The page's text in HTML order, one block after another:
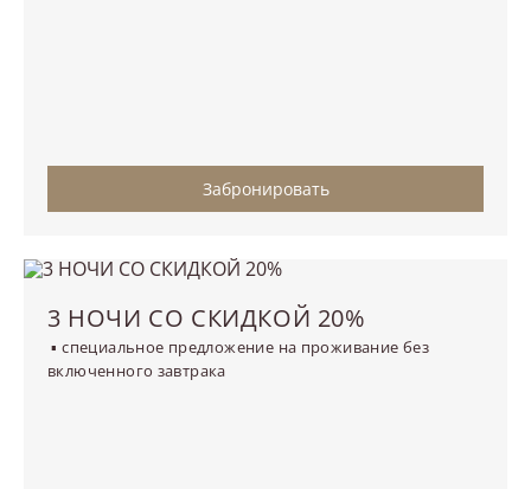
Забронировать
3 НОЧИ СО СКИДКОЙ 20%
▪ специальное предложение на проживание без
включенного завтрака